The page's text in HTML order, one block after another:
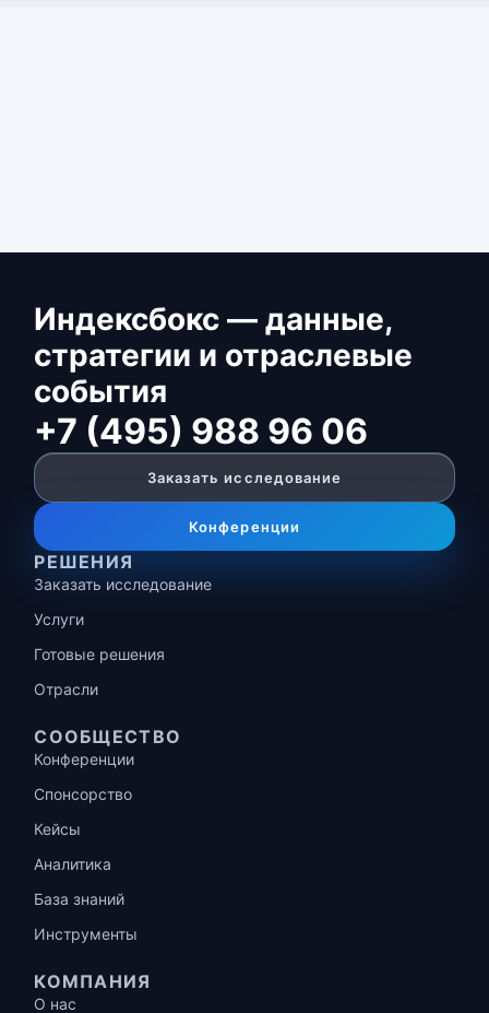
Индексбокс — данные,
стратегии и отраслевые
события
+7 (495) 988 96 06
Заказать исследование
Конференции
РЕШЕНИЯ
Заказать исследование
Услуги
Готовые решения
Отрасли
СООБЩЕСТВО
Конференции
Спонсорство
Кейсы
Аналитика
База знаний
Инструменты
КОМПАНИЯ
О нас